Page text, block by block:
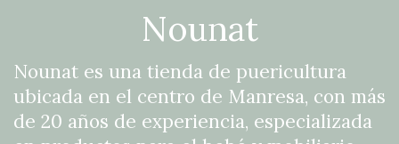
Nounat
Nounat es una tienda de puericultura
ubicada en el centro de Manresa, con más
de 20 años de experiencia, especializada